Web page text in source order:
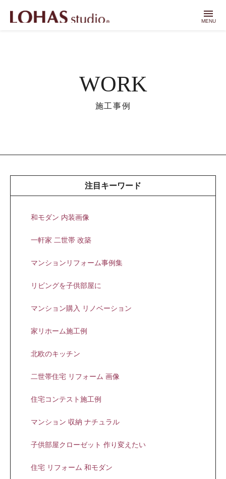
menu
MENU
WORK
施工事例
注目キーワード
和モダン 内装画像
一軒家 二世帯 改築
マンションリフォーム事例集
リビングを子供部屋に
マンション購入 リノベーション
家リホーム施工例
北欧のキッチン
二世帯住宅 リフォーム 画像
住宅コンテスト施工例
マンション 収納 ナチュラル
子供部屋クローゼット 作り変えたい
住宅 リフォーム 和モダン